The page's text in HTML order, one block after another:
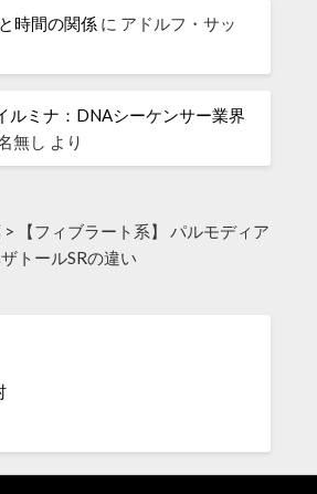
時間の関係 に アドルフ・サッ
ルミナ：DNAシーケンサー業界
無し より
>
【フィブラート系】 パルモディア
トールSRの違い